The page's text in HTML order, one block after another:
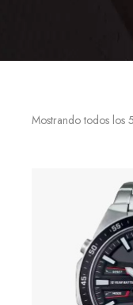
Mostrando todos los